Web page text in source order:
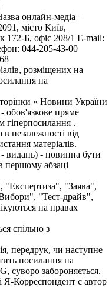
онлайн-медіа –
місто Київ,
Б, офіс 208/1 E-mail:
044-205-43-00
розміщених на
на
« Новини України
- обов'язкове пряме
гіперпосилання .
незалежності від
матеріалів.
- видань) - повинна бути
першому абзаці
"Заява",
"Тест-драйв",
на правах
спільно з
передрук, чи наступне
посилання на
суворо забороняється.
Я-Корреспондент є автор